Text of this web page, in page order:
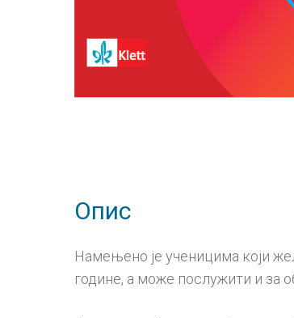
Опис
Намењено је ученицима који
године, а може послужити и за